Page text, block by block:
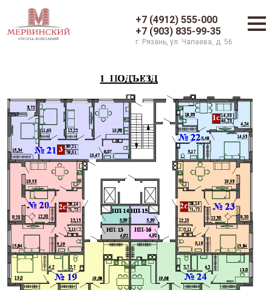
+7 (4912) 555-000
+7 (903) 835-99-35
г. Рязань, ул. Чапаева, д. 56